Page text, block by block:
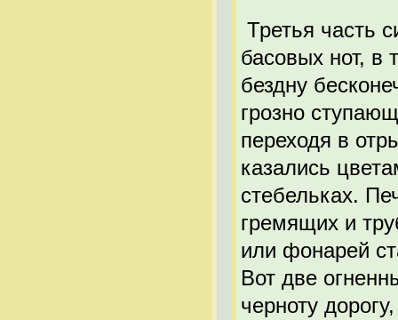
Третья часть
басовых нот, в
бездну
грозно
переходя в
казались
стебельках.
гремящих и
или фонарей
Вот две
черноту